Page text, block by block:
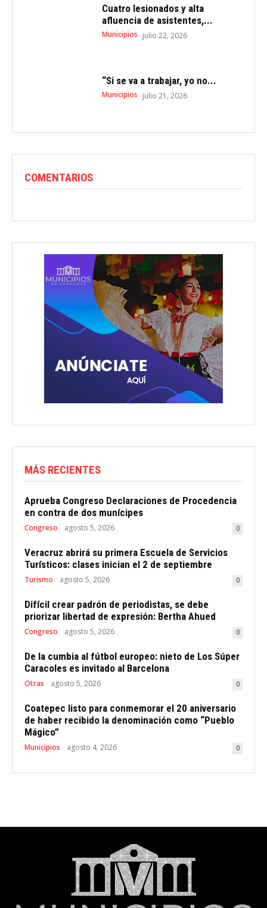
Cuatro lesionados y alta
afluencia de asistentes,...
Municipios julio 22, 2026
“Si se va a trabajar, yo no...
Municipios julio 21, 2026
COMENTARIOS
MÁS RECIENTES
Aprueba Congreso Declaraciones de Procedencia
en contra de dos munícipes
Congreso agosto 5, 2026 0
Veracruz abrirá su primera Escuela de Servicios
Turísticos: clases inician el 2 de septiembre
Turismo agosto 5, 2026 0
Difícil crear padrón de periodistas, se debe
priorizar libertad de expresión: Bertha Ahued
Congreso agosto 5, 2026 0
De la cumbia al fútbol europeo: nieto de Los Súper
Caracoles es invitado al Barcelona
Otras agosto 5, 2026 0
Coatepec listo para conmemorar el 20 aniversario
de haber recibido la denominación como “Pueblo
Mágico”
Municipios agosto 4, 2026 0